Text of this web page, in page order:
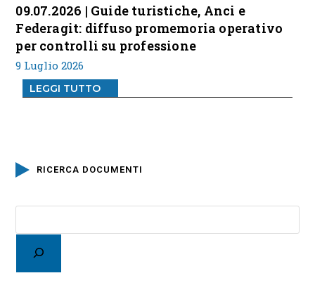
09.07.2026 | Guide turistiche, Anci e
Federagit: diffuso promemoria operativo
per controlli su professione
9 Luglio 2026
LEGGI TUTTO
RICERCA DOCUMENTI